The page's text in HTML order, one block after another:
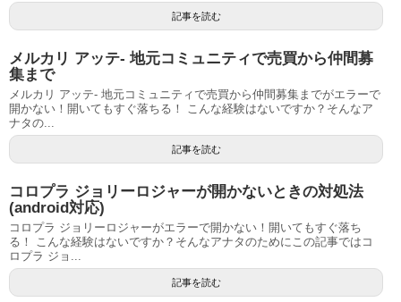
記事を読む
メルカリ アッテ- 地元コミュニティで売買から仲間募
集まで
メルカリ アッテ- 地元コミュニティで売買から仲間募集までがエラーで
開かない！開いてもすぐ落ちる！ こんな経験はないですか？そんなア
ナタの...
記事を読む
コロプラ ジョリーロジャーが開かないときの対処法
(android対応)
コロプラ ジョリーロジャーがエラーで開かない！開いてもすぐ落ち
る！ こんな経験はないですか？そんなアナタのためにこの記事ではコ
ロプラ ジョ...
記事を読む